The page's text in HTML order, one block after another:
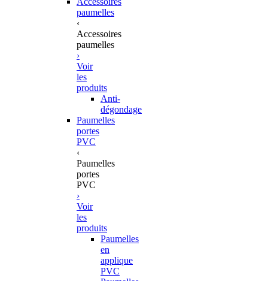
paumelles
‹
Accessoires
paumelles
›
Voir
les
produits
Anti-
dégondage
Paumelles
portes
PVC
‹
Paumelles
portes
PVC
›
Voir
les
produits
Paumelles
en
applique
PVC